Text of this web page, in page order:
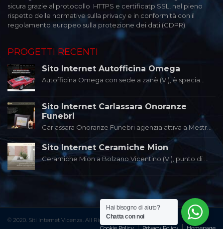
sicura grazie al protocollo HTTPS e certificatp SSL, nel pieno
rispetto delle normative sulla privacy e in conformità con il
regolamento europeo sulla protezione dei dati (GDPR).
PROGETTI RECENTI
Sito Internet Autofficina Omega
Autofficina Omega con sede a zanè (VI), è specia...
Sito Internet Carlassara Onoranze
Funebri
Carlassara Onoranze Funebri agenzia attiva a Mestr...
Sito Internet Ceramiche Mion
Ceramiche Mion a Bolzano Vicentino (VI), punto di ...
© 2020. Siti Internet Vicenza. All Right Reserved.
Hai bisogno di aiuto?
Chatta con noi